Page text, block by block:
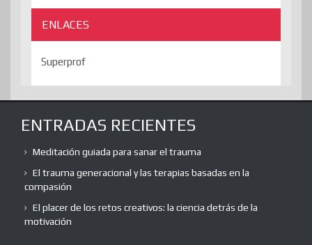
ENLACES
Superprof
ENTRADAS RECIENTES
Meditación guiada para sanar el trauma
El trauma generacional y las terapias basadas en la
compasión
El placer de los retos creativos: la ciencia detrás de la
motivación